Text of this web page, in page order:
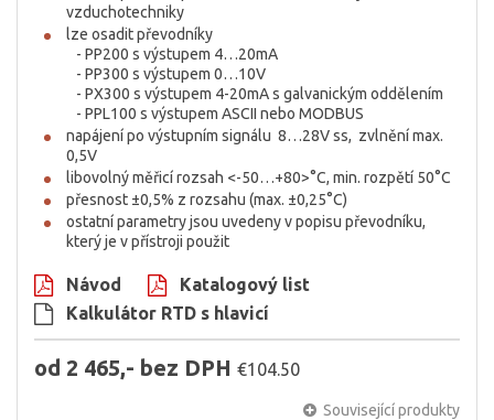
vzduchotechniky
lze osadit převodníky
- PP200 s výstupem 4…20mA
- PP300 s výstupem 0…10V
- PX300 s výstupem 4-20mA s galvanickým oddělením
- PPL100 s výstupem ASCII nebo MODBUS
napájení po výstupním signálu 8…28V ss, zvlnění max.
0,5V
libovolný měřicí rozsah <-50…+80>°C, min. rozpětí 50°C
přesnost ±0,5% z rozsahu (max. ±0,25°C)
ostatní parametry jsou uvedeny v popisu převodníku,
který je v přístroji použit
Návod
Katalogový list
Kalkulátor RTD s hlavicí
od 2 465,- bez DPH €104.50
Související produkty